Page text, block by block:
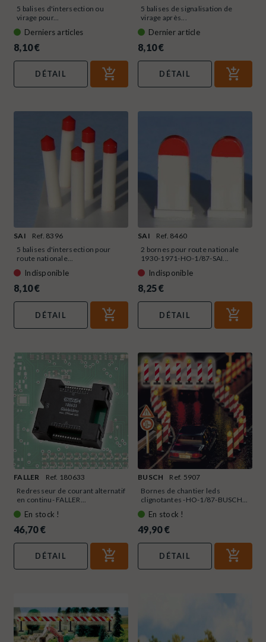
5 balises d'intersection ou
virage pour...
Derniers articles
8,10 €
DÉTAIL
5 balises de signalisation de
virage après...
Dernier article
8,10 €
DÉTAIL
SAI
Ref. 8396
5 balises d'intersection pour
route nationale...
Indisponible
8,10 €
DÉTAIL
SAI
Ref. 8460
2 bornes pour route nationale
1930-1971-HO-1/87-SAI...
Indisponible
8,25 €
DÉTAIL
FALLER
Ref. 180633
Redresseur de courant alternatif
en continu- FALLER...
En stock !
46,70 €
DÉTAIL
BUSCH
Ref. 5907
Bornes de chantier leds
clignotantes -HO-1/87-BUSCH...
En stock !
49,90 €
DÉTAIL